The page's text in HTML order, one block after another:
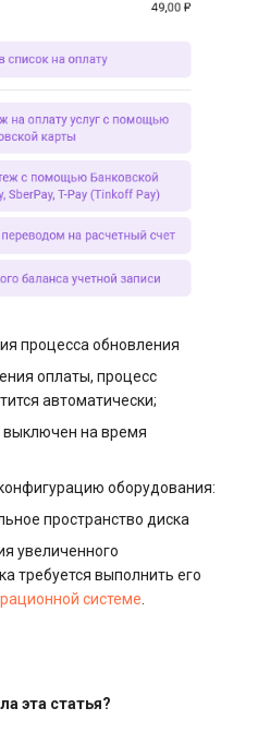
процесса обновления
оплаты, процесс
автоматически;
выключен на время
оборудования:
пространство диска
увеличенного
требуется выполнить его
системе
эта статья?